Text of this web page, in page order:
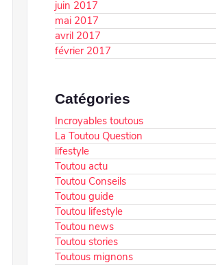
juin 2017
mai 2017
avril 2017
février 2017
Catégories
Incroyables toutous
La Toutou Question
lifestyle
Toutou actu
Toutou Conseils
Toutou guide
Toutou lifestyle
Toutou news
Toutou stories
Toutous mignons